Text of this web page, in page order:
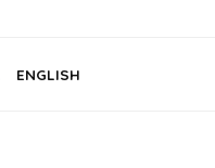
ENGLISH